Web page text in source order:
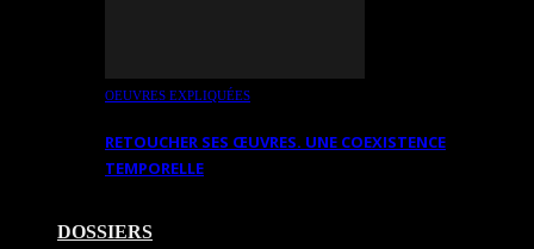
OEUVRES EXPLIQUÉES
RETOUCHER SES ŒUVRES. UNE COEXISTENCE
TEMPORELLE
DOSSIERS